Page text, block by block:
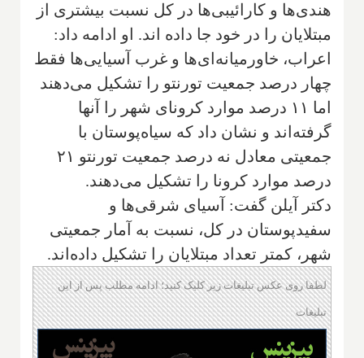
هندی‌ها و کارائیبی‌ها در کل نسبت بیشتری از
مبتلایان را در خود جا داده‌ اند. او ادامه داد:
اعراب، خاورمیانه‌ای‌ها و غرب آسیایی‌ها فقط
چهار درصد جمعیت تورنتو را تشکیل می‌دهند
اما ۱۱ درصد موارد کرونای شهر را آنها
گرفته‌اند و نشان داد که سیاه‌پوستان با
جمعیتی معادل نه درصد جمعیت تورنتو ۲۱
درصد موارد کرونا را تشکیل می‌دهند.
دکتر آیلن گفت: آسیای شرقی‌ها و
سفیدپوستان در کل، نسبت به آمار جمعیتی
شهر، کمتر تعداد مبتلایان را تشکیل داده‌اند.
لطفا روی عکس تبلیغات زیر کلیک کنید؛ ادامه مطلب پس از این
تبلیغات